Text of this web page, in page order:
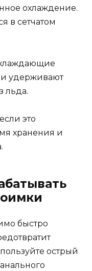
охлаждение.
в сетчатом
удерживают
льда.
это
хранения и
быстро
острый